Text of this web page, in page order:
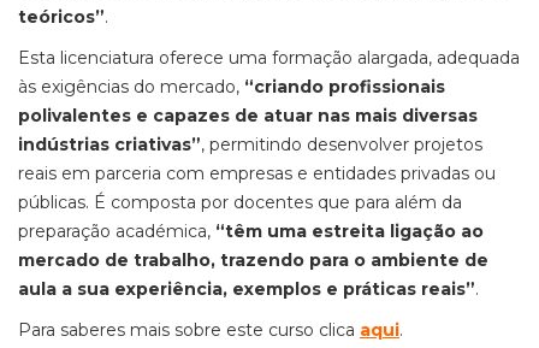
teóricos”.
Esta licenciatura oferece uma formação alargada, adequada
às exigências do mercado, “criando profissionais
polivalentes e capazes de atuar nas mais diversas
indústrias criativas”, permitindo desenvolver projetos
reais em parceria com empresas e entidades privadas ou
públicas. É composta por docentes que para além da
preparação académica, “têm uma estreita ligação ao
mercado de trabalho, trazendo para o ambiente de
aula a sua experiência, exemplos e práticas reais”.
Para saberes mais sobre este curso clica aqui.